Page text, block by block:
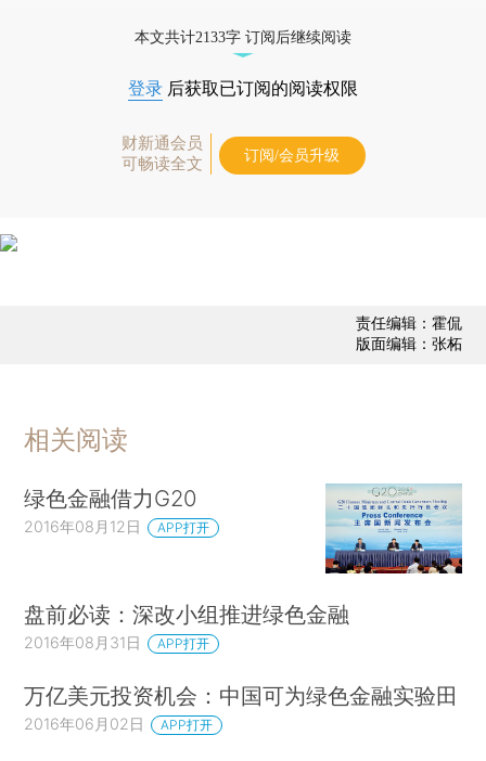
本文共计2133字 订阅后继续阅读
登录 后获取已订阅的阅读权限
财新通会员
可畅读全文
订阅/会员升级
责任编辑：霍侃
版面编辑：张柘
相关阅读
绿色金融借力G20
2016年08月12日 APP打开
盘前必读：深改小组推进绿色金融
2016年08月31日 APP打开
万亿美元投资机会：中国可为绿色金融实验田
2016年06月02日 APP打开